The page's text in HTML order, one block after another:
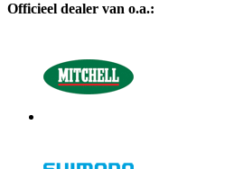
Officieel dealer van o.a.: